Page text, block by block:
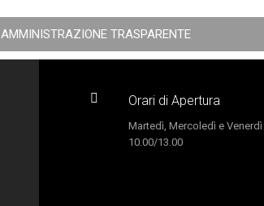
AMMINISTRAZIONE TRASPARENTE
 Orari di Apertura
Martedì, Mercoledì e Venerdì
10.00/13.00